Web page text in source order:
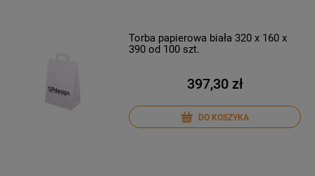
Torba papierowa biała 320 x 160 x
390 od 100 szt.
397,30 zł
DO KOSZYKA